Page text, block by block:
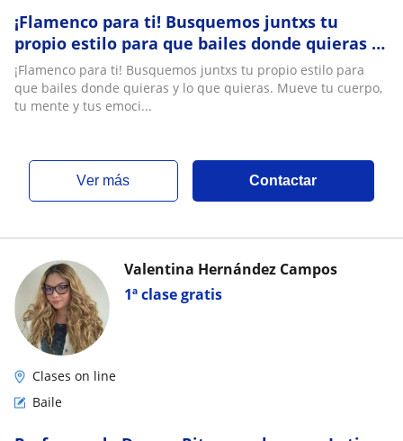
¡Flamenco para ti! Busquemos juntxs tu
propio estilo para que bailes donde quieras y
lo que quieras. Mueve tu cuerpo, tu mente y
tus emociones a tu ritmo, en tu espacio y a tu
gusto
¡Flamenco para ti! Busquemos juntxs tu propio estilo para
que bailes donde quieras y lo que quieras. Mueve tu cuerpo,
tu mente y tus emoci...
ver más Contactar
1ª clase gratis
Valentina Hernández Campos
Clases on line
Baile